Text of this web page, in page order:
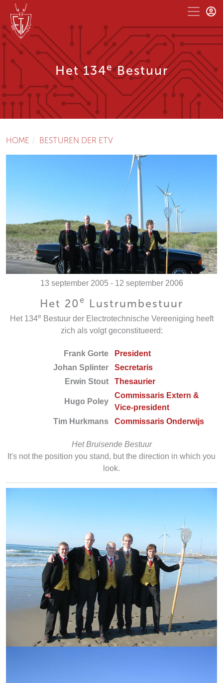
Het 134eBestuur
HOME BESTUREN DER ETV
13 september 2005 - 12 september 2006
Het 20 e Lustrumbestuur
Het 134e Bestuur der Electrotechnische Vereeniging heeft
zich als volgt geconstitueerd:
Frank Gorte
President
Johan Splinter
Secretaris
Erwin Stout
Thesaurier
Hugo Poley
Commissaris Extern &
Vice-president
Tim Hurkmans
Commissaris Onderwijs
Het Bruisende Bestuur
It's not the position you stand, but the direction in which you
look.